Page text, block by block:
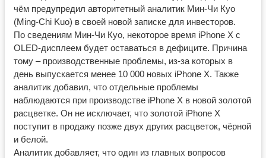
чём предупредил авторитетный аналитик Мин-Чи Куо
(Ming-Chi Kuo) в своей новой записке для инвесторов.
По сведениям Мин-Чи Куо, некоторое время iPhone X с
OLED-дисплеем будет оставаться в дефиците. Причина
тому – производственные проблемы, из-за которых в
день выпускается менее 10 000 новых iPhone X. Также
аналитик добавил, что отдельные проблемы
наблюдаются при производстве iPhone X в новой золотой
расцветке. Он не исключает, что золотой iPhone X
поступит в продажу позже двух других расцветок, чёрной
и белой.
Аналитик добавляет, что один из главных вопросов